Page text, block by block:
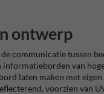
ontwerp
communicatie tussen
van
laten maken met
voorzien van